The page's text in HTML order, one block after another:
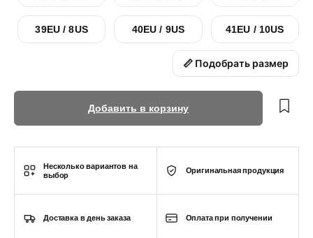
39EU / 8US 40EU / 9US 41EU / 10US
📏 Подобрать размер
Добавить в корзину
Несколько вариантов на
выбор
Оригинальная продукция
Доставка в день заказа Оплата при получении